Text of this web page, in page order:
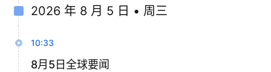
2026 年 8 月 5 日 • 周三
10:33
8月5日全球要闻